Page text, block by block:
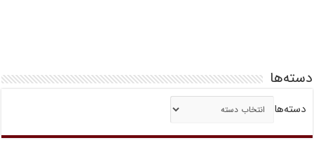
دسته‌ها
دسته‌ها